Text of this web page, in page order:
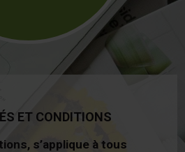
ET CONDITIONS
s’applique à tous